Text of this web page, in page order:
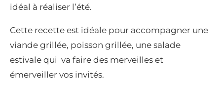
idéal à réaliser l’été.
Cette recette est idéale pour accompagner une
viande grillée, poisson grillée, une salade
estivale qui va faire des merveilles et
émerveiller vos invités.